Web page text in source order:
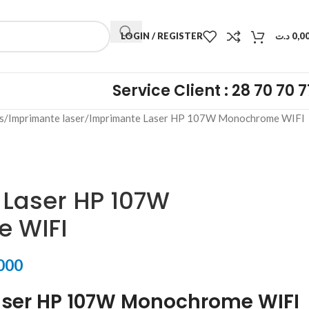
LOGIN / REGISTER د.ت
Service Client : 28 70 70
Imprimante laser Imprimante Laser HP 107W Monochrome WIFI
HP 107W
WIFI
HP 107W Monochrome WIFI